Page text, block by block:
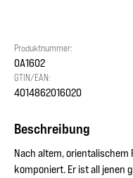
Produktnummer:
OA1602
GTIN/EAN:
4014862016020
Beschreibung
Nach altem, orientalischem
komponiert. Er ist all